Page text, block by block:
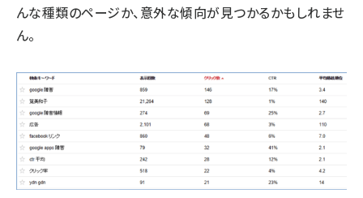
んな種類のページか、意外な傾向が見つかるかもしれませ
ん。